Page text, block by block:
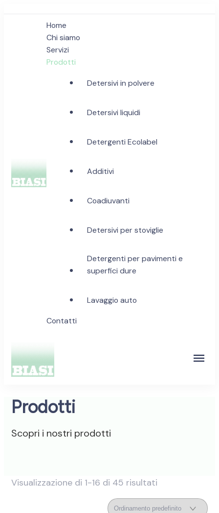
Biasi Detergenti
Home
Chi siamo
Servizi
Prodotti
Detersivi in polvere
Detersivi liquidi
Detergenti Ecolabel
Additivi
Coadiuvanti
Detersivi per stoviglie
Detergenti per pavimenti e
superfici dure
Lavaggio auto
Contatti
Prodotti
Visualizzazione di 1-16 di 45 risultati